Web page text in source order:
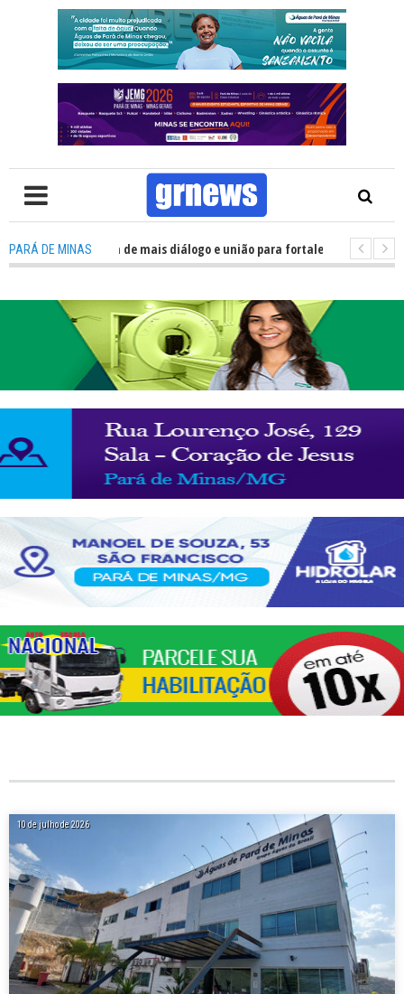
PARÁ DE MINAS
precisa de mais diálogo e união para fortalecer Minas e Pará de
10 de julho de 2026